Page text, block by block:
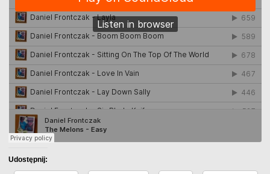
Udostępnij: